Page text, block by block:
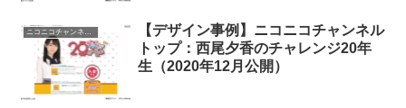
【デザイン事例】ニコニコチャンネル
トップ：西尾夕香のチャレンジ20年
生（2020年12月公開）